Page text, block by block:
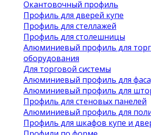
Окантовочный профиль
Профиль для дверей купе
Профиль для стеллажей
Профиль для столешницы
Алюминиевый профиль для
оборудования
Для торговой системы
Алюминиевый профиль для
Алюминиевый профиль для
Профиль для стеновых панелей
Алюминиевый профиль для
Профиль для шкафов купе и